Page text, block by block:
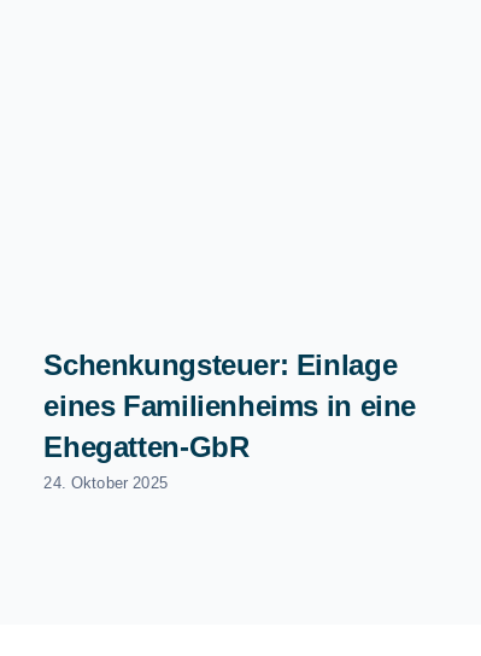
Schenkungsteuer: Einlage
eines Familienheims in eine
Ehegatten-GbR
24. Oktober 2025